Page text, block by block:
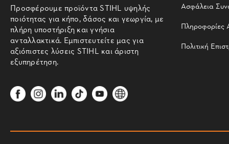
Προσφέρουμε προϊόντα STIHL υψηλής
ποιότητας για κήπο, δάσος και γεωργία, με
πλήρη υποστήριξη και γνήσια
ανταλλακτικά. Εμπιστευτείτε μας για
αξιόπιστες λύσεις STIHL και άριστη
εξυπηρέτηση.
Ασφάλεια
Πληροφορίες
Πολιτική